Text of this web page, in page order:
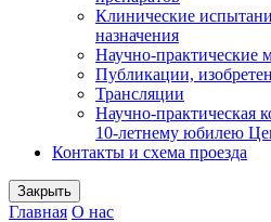
Клинические
назначения
Научно-практические
Публикации,
Трансляции
Научно-практическая
10-летнему юбилею
Контакты и схема проезда
Закрыть
Главная О нас